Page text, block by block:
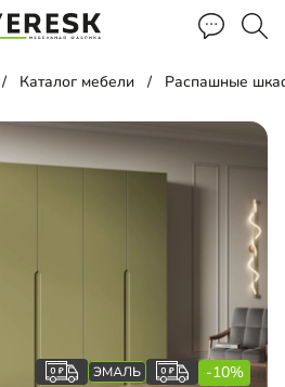
Каталог мебели Распашные
-10%